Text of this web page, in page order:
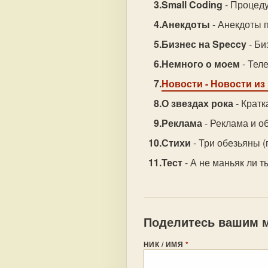
Small Coding -
Анекдоты - Анекдоты
Бизнес на Speccy-
Немного о моем -
Новости - Новости
О звездах рока-
Реклама- Реклама и
Стихи - Три обезьяны
Тест- А не маньяк ли
Поделитесь вашим
НИК / ИМЯ *